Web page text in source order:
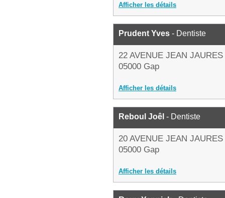
Afficher les détails
Prudent Yves - Dentiste
22 AVENUE JEAN JAURES
05000 Gap
Afficher les détails
Reboul Joêl - Dentiste
20 AVENUE JEAN JAURES
05000 Gap
Afficher les détails